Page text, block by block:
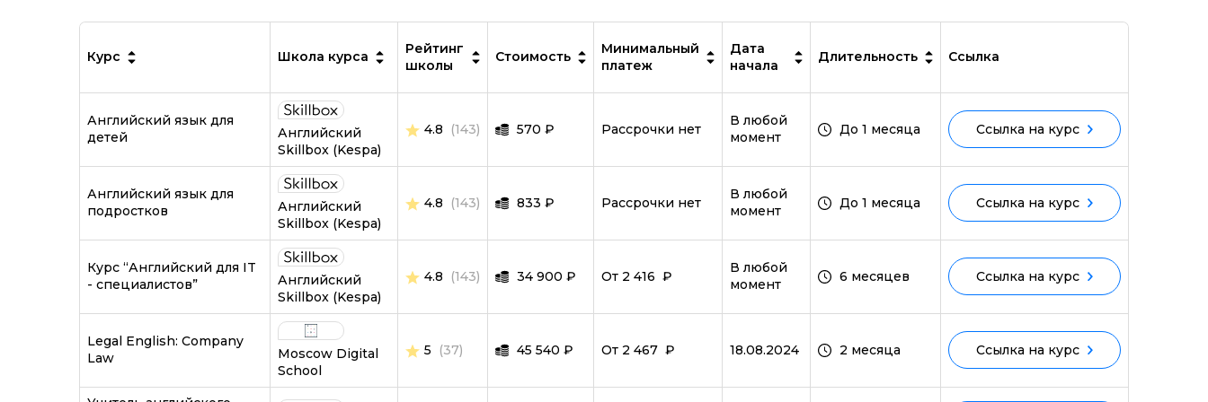
Программирование дронов
Робототехника и мехатроника
Ручное тестирование
Scala
SQL
Курс Школа курса
Рейтинг
школы
Стоимость
Минимальный
платеж
Дата
начала
Длительность Ссылка
Английский язык для
детей
Английский
Skillbox (Kespa)
4.8 (143) 570 ₽ Рассрочки нет
В любой
момент
До 1 месяца Ссылка на курс
Английский язык для
подростков
Английский
Skillbox (Kespa)
4.8 (143) 833 ₽ Рассрочки нет
В любой
момент
До 1 месяца Ссылка на курс
Курс “Английский для IT
- специалистов”
Английский
Skillbox (Kespa)
4.8 (143) 34 900 ₽ От 2 416 ₽
В любой
момент
6 месяцев Ссылка на курс
Legal English: Company
Law
Moscow Digital
School
5 (37) 45 540 ₽ От 2 467 ₽ 18.08.2024 2 месяца Ссылка на курс